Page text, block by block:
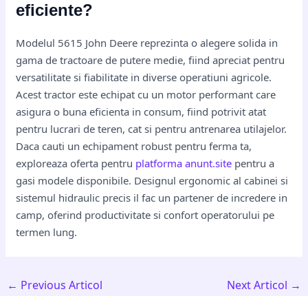
eficiente?
Modelul 5615 John Deere reprezinta o alegere solida in
gama de tractoare de putere medie, fiind apreciat pentru
versatilitate si fiabilitate in diverse operatiuni agricole.
Acest tractor este echipat cu un motor performant care
asigura o buna eficienta in consum, fiind potrivit atat
pentru lucrari de teren, cat si pentru antrenarea utilajelor.
Daca cauti un echipament robust pentru ferma ta,
exploreaza oferta pentru platforma anunt.site pentru a
gasi modele disponibile. Designul ergonomic al cabinei si
sistemul hidraulic precis il fac un partener de incredere in
camp, oferind productivitate si confort operatorului pe
termen lung.
← Previous Articol Next Articol →